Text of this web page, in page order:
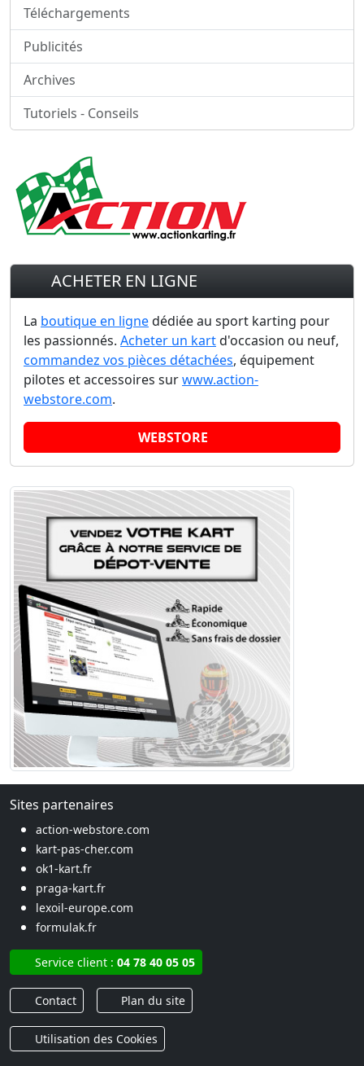
Téléchargements
Publicités
Archives
Tutoriels - Conseils
ACHETER EN LIGNE
La boutique en lignedédiée au sport karting pour
les passionnés. Acheter un kartd'occasion ou neuf,
commandez vos pièces détachées, équipement
pilotes et accessoires surwww.action-
webstore.com.
WEBSTORE
Sites partenaires
action-webstore.com
kart-pas-cher.com
ok1-kart.fr
praga-kart.fr
lexoil-europe.com
formulak.fr
Service client : 04 78 40 05 05
Contact Plan du site
Utilisation des Cookies